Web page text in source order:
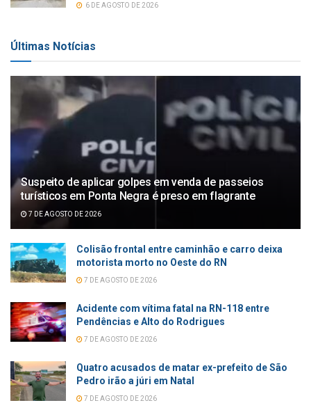
6 DE AGOSTO DE 2026
Últimas Notícias
Suspeito de aplicar golpes em venda de passeios
turísticos em Ponta Negra é preso em flagrante
7 DE AGOSTO DE 2026
Colisão frontal entre caminhão e carro deixa
motorista morto no Oeste do RN
7 DE AGOSTO DE 2026
Acidente com vítima fatal na RN-118 entre
Pendências e Alto do Rodrigues
7 DE AGOSTO DE 2026
Quatro acusados de matar ex-prefeito de São
Pedro irão a júri em Natal
7 DE AGOSTO DE 2026